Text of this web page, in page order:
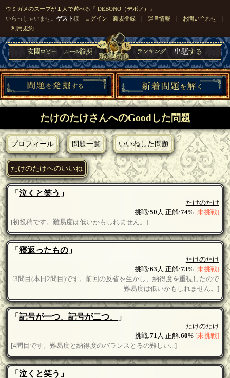
ウミガメのスープが１人で遊べる『 DEBONO（デボノ）』
いらっしゃいませ。ゲスト様 ログイン 新規登録 |運営情報 | お問い合わせ |
利用規約
たけのたけさんへのGoodした問題
プロフィール 問題一覧 いいねした問題
たけのたけへのいいね
「泣くと笑う 」
たけのたけ
挑戦:50 人 正解:74% [未挑戦]
[初投稿です。難易度は低いかもしれません。]
「寝返ったもの 」
たけのたけ
挑戦:63 人 正解:73% [未挑戦]
[3問目(本日2問目)です。前回の反省を生かし、納得度を重視したので
難易度は低いかもしれません。]
「記号が一つ、記号が二つ、 」
たけのたけ
挑戦:71 人 正解:60% [未挑戦]
[4問目です。難易度と納得度のバランスとるの難しい...]
「泣くと笑う 」